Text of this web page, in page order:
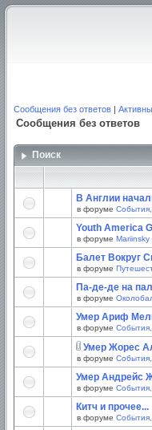
Сообщения без ответов |
Сообщения без ответов
Поиск
В Англии
в форуме
Youth America
в форуме
Балет Вокруг
в форуме
Па-де-де на
в форуме
Умер Ариф
в форуме
Умер Жорес
в форуме
Умер Андрейс
в форуме
Китч и прочее...
в форуме